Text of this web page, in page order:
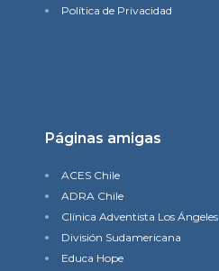
Política de Privacidad
Páginas amigas
ACES Chile
ADRA Chile
Clínica Adventista Los Ángeles
División Sudamericana
Educa Hope